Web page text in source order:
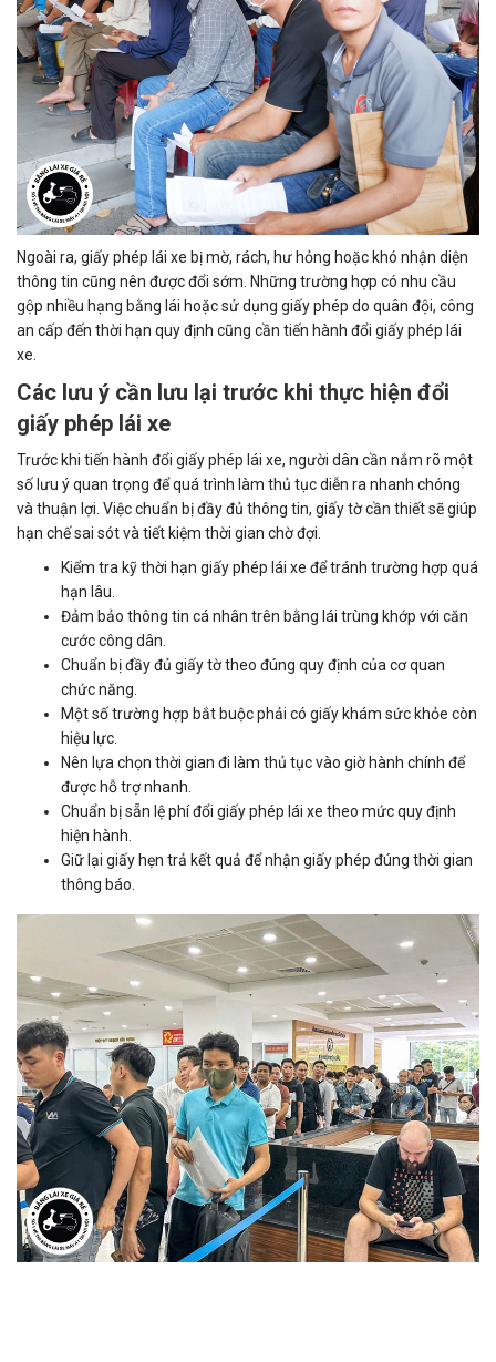
Ngoài ra, giấy phép lái xe bị mờ, rách, hư hỏng hoặc khó nhận diện
thông tin cũng nên được đổi sớm. Những trường hợp có nhu cầu
gộp nhiều hạng bằng lái hoặc sử dụng giấy phép do quân đội, công
an cấp đến thời hạn quy định cũng cần tiến hành đổi giấy phép lái
xe.
Các lưu ý cần lưu lại trước khi thực hiện đổi
giấy phép lái xe
Trước khi tiến hành đổi giấy phép lái xe, người dân cần nắm rõ một
số lưu ý quan trọng để quá trình làm thủ tục diễn ra nhanh chóng
và thuận lợi. Việc chuẩn bị đầy đủ thông tin, giấy tờ cần thiết sẽ giúp
hạn chế sai sót và tiết kiệm thời gian chờ đợi.
Kiểm tra kỹ thời hạn giấy phép lái xe để tránh trường hợp quá
hạn lâu.
Đảm bảo thông tin cá nhân trên bằng lái trùng khớp với căn
cước công dân.
Chuẩn bị đầy đủ giấy tờ theo đúng quy định của cơ quan
chức năng.
Một số trường hợp bắt buộc phải có giấy khám sức khỏe còn
hiệu lực.
Nên lựa chọn thời gian đi làm thủ tục vào giờ hành chính để
được hỗ trợ nhanh.
Chuẩn bị sẵn lệ phí đổi giấy phép lái xe theo mức quy định
hiện hành.
Giữ lại giấy hẹn trả kết quả để nhận giấy phép đúng thời gian
thông báo.